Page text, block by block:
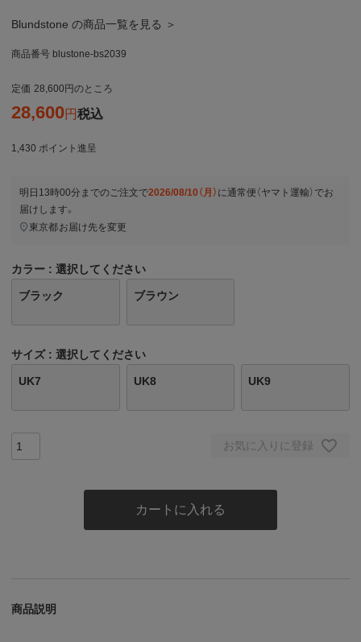
Blundstone の商品一覧を見る ＞
商品番号 blustone-bs2039
定価 28,600 のところ
28,600 税込
1,430 ポイント進呈
明日 13時00分 までのご注文で2026/08/10（月） に通常便（ヤマト運輸） でお
届けします。
東京都お届け先を変更
カラー 選択してください
ブラック ブラウン
サイズ 選択してください
UK7 UK8 UK9
お気に入りに登録
カートに入れる
商品説明